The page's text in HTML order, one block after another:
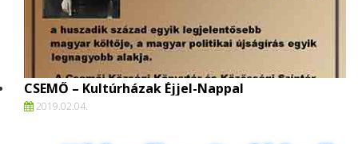
CSEMŐ – Kultúrházak Éjjel-Nappal
2019.02.04.